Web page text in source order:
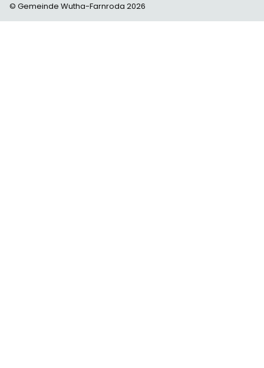
© Gemeinde Wutha-Farnroda 2026